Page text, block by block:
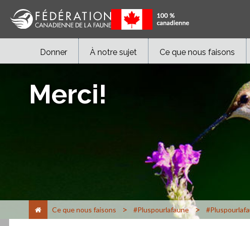
Donner À notre sujet Ce que nous faisons
Merci!
Ce que nous faisons > #Pluspourlafaune >